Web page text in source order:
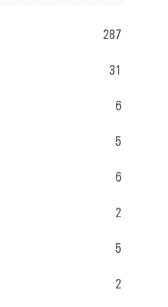
287
31
6
5
6
2
5
2